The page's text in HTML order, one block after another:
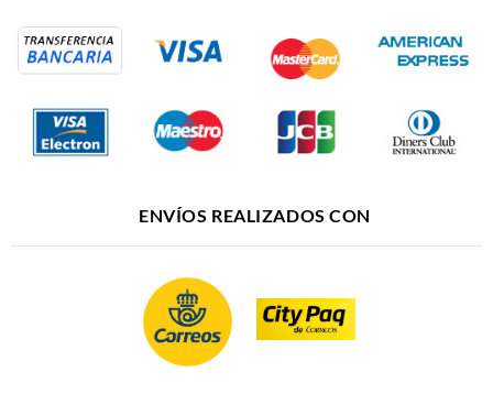
ENVÍOS REALIZADOS CON